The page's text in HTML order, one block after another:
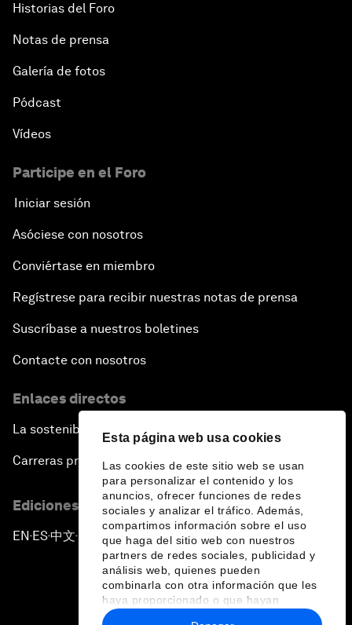
Esta página web usa cookies
Las cookies de este sitio web se usan
para personalizar el contenido y los
anuncios, ofrecer funciones de redes
sociales y analizar el tráfico. Además,
compartimos información sobre el uso
que haga del sitio web con nuestros
partners de redes sociales, publicidad y
análisis web, quienes pueden
combinarla con otra información que les
haya proporcionado o que hayan
recopilado a partir del uso que haya
Historias del Foro
Notas de prensa
Galería de fotos
Pódcast
Vídeos
Participe en el Foro
Iniciar sesión
Asóciese con nosotros
Conviértase en miembro
Regístrese para recibir nuestras notas de prensa
Suscríbase a nuestros boletines
Contacte con nosotros
Enlaces directos
La sostenibilidad en el Foro
Carreras profesionales
Ediciones en otros idiomas
EN ▪ES▪中文▪ 日本語